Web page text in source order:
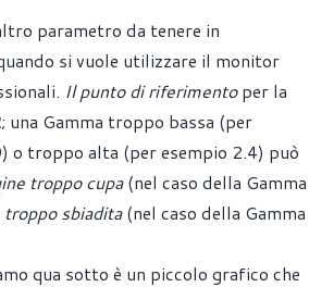
parametro da tenere in
si vuole utilizzare il monitor
Il punto di riferimentoper la
; una Gamma troppo bassa (per
o troppo alta (per esempio 2.4) può
troppo cupa(nel caso della Gamma
troppo sbiadita(nel caso della Gamma
qua sotto è un piccolo grafico che